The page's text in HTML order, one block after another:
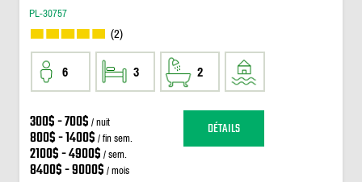
PL-30757
(2)
6 3 2
300$ - 700$ / nuit
800$ - 1400$ / fin sem.
2100$ - 4900$ / sem.
8400$ - 9000$ / mois
DÉTAILS